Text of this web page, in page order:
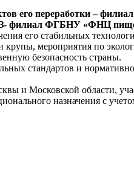
его переработки –
филиал ФГБНУ «ФНЦ
его стабильных
крупы, мероприятия по
безопасность страны.
стандартов и
Московской области,
назначения с